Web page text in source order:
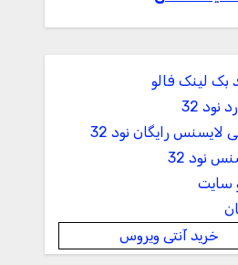
بک لینک فالو
نود 32
لایسنس رایگان نود 32
نود 32
سایت
خرید آنتی ویروس